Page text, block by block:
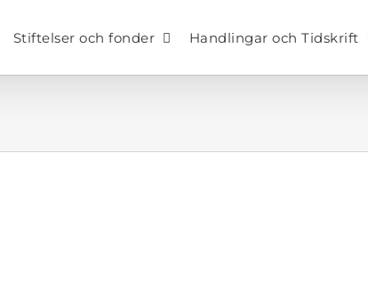
Stiftelser och fonder Handlingar och Tidskrift